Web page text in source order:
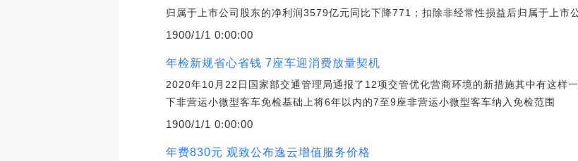
归属于上市公司股东的净利润3579亿元同比下降771；扣除非经常性损益后归属于上市
1900/1/1 0:00:00
年检新规省心省钱 7座车迎消费放量契机
2020年10月22日国家部交通管理局通报了12项交管优化营商环境的新措施其中有这样
下非营运小微型客车免检基础上将6年以内的7至9座非营运小微型客车纳入免检范围
1900/1/1 0:00:00
年费830元 观致公布逸云增值服务价格